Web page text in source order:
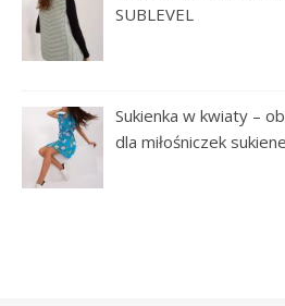
SUBLEVEL
Sukienka w kwiaty –
dla miłośniczek